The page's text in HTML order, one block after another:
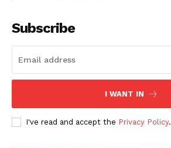
Subscribe
I WANT IN
I've read and accept the Privacy Policy.